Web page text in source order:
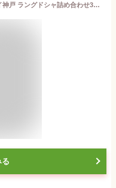
お歳暮 お菓子 ギフト コンディトライ神戸 ラングドシャ詰め合わせ36枚入【 送料込 】大容量 小分け 個包装 御歳暮 2025 お年賀 御年賀 焼菓子 洋菓子 クッキー チョコ 職場 内祝 お返し 産休 退職 お礼 贈り物 ご挨拶 誕生日 出産内祝い 結婚 記念日 日本 神戸 お土産